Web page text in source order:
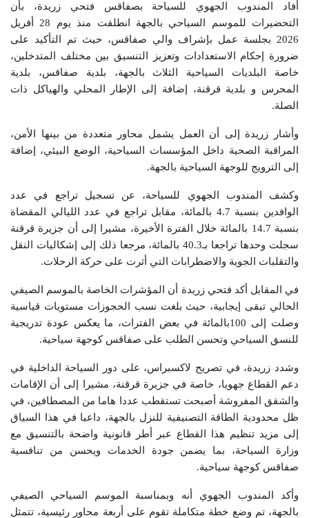
أفاد المندوب الجهوي للسياحة بصفاقس فتحي زريدة، بأن
التحضيرات للموسم السياحي بالجهة انطلقت منذ يوم 28 أفريل
2026 بجلسة عمل بإشراف والي صفاقس، حيث تم التأكيد على
ضرورة إحكام الاستعدادات وتعزيز التنسيق بين مختلف المتدخلين،
خاصة البلديات السياحية الثلاث بالجهة، بلدية صفاقس، بلدية
المحرس و بلدية قرقنة، إضافة إلى الإطار المحلي والهياكل ذات
الصلة.
وأشار زريدة إلى أن العمل يشمل محاور متعددة من بينها الأمن،
المراقبة الصحية داخل المؤسسات السياحية، الوضع البيئي، إضافة
إلى الترويج للوجهة السياحية بالجهة.
وكشف المندوب الجهوي للسياحة، عن تسجيل تراجع في عدد
الوافدين بنسبة 4.7 بالمائة، مقابل تراجع في عدد الليالي المقضاة
بنسبة 14.7 بالمائة خلال الفترة الأخيرة، مشيرا إلى أن جزيرة قرقنة
سجلت وحدها تراجعا بـ40.3 بالمائة، مرجعا ذلك إلى إشكاليات النقل
والتقلبات الجوية والاضطرابات التي أثرت على حركة الرحلات.
في المقابل أكد فتحي زريدة أن المؤشرات الخاصة بالموسم الصيفي
الحالي تبقى إيجابية، حيث بلغت نسب الحجوزات مستويات قياسية
وصلت إلى 100بالمائة في بعض الفترات، ما يعكس عودة تدريجية
للنسق السياحي وتحسن الطلب على صفاقس كوجهة سياحية.
وشدد زريدة، في تصريح لاكسبراس، على دور السياحة الداخلية في
دعم القطاع جهويا، خاصة في جزيرة قرقنة، مشيرا إلى أن الإقامات
والشقق المفروشة أصبحت تستقطب عددا هاما من المصطافين، في
ظل محدودية الطاقة التصنيفية للنزل بالجهة، داعيا في هذا السياق
إلى مزيد تنظيم هذا القطاع عبر أطر قانونية واضحة بالتنسيق مع
وزارة السياحة، بما يضمن جودة الخدمات ويحسن من تنافسية
صفاقس كوجهة سياحية.
وأكد المندوب الجهوي أنه وبمناسبة الموسم السياحي الصيفي
بالجهة، تم وضع خطة متكاملة تقوم على أربعة محاور رئيسية، تتمثل